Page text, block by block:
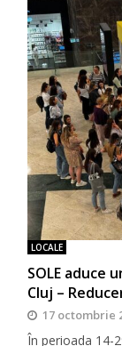
LOCALE
SOLE aduce
Cluj –
17 octombrie
În perioada 14-